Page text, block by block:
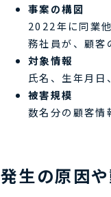
事案の構図
2022年に同業
務社員が、顧客
対象情報
氏名、生年月日
被害規模
数名分の顧客情
発生の原因